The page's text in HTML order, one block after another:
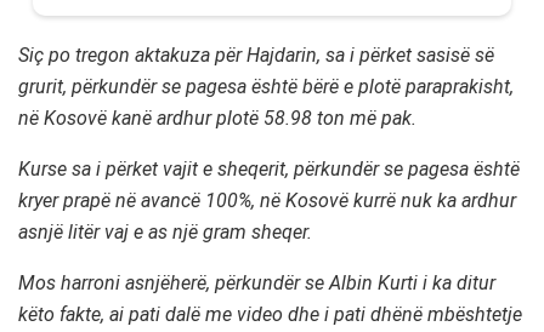
Siç po tregon aktakuza për Hajdarin, sa i përket sasisë së
grurit, përkundër se pagesa është bërë e plotë paraprakisht,
në Kosovë kanë ardhur plotë 58.98 ton më pak.
Kurse sa i përket vajit e sheqerit, përkundër se pagesa është
kryer prapë në avancë 100%, në Kosovë kurrë nuk ka ardhur
asnjë litër vaj e as një gram sheqer.
Mos harroni asnjëherë, përkundër se Albin Kurti i ka ditur
këto fakte, ai pati dalë me video dhe i pati dhënë mbështetje